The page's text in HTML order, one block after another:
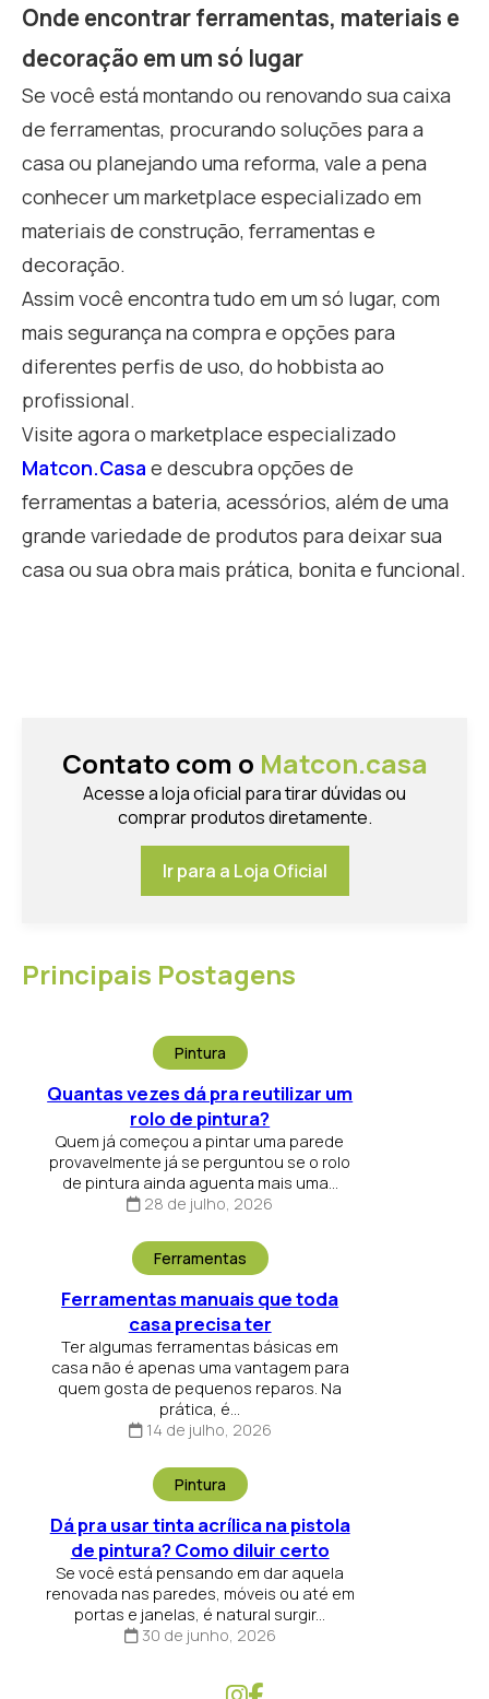
Onde encontrar ferramentas, materiais e
decoração em um só lugar
Se você está montando ou renovando sua caixa
de ferramentas, procurando soluções para a
casa ou planejando uma reforma, vale a pena
conhecer um marketplace especializado em
materiais de construção, ferramentas e
decoração.
Assim você encontra tudo em um só lugar, com
mais segurança na compra e opções para
diferentes perfis de uso, do hobbista ao
profissional.
Visite agora o marketplace especializado
Matcon.Casa e descubra opções de
ferramentas a bateria, acessórios, além de uma
grande variedade de produtos para deixar sua
casa ou sua obra mais prática, bonita e funcional.
Contato com o Matcon.casa
Acesse a loja oficial para tirar dúvidas ou
comprar produtos diretamente.
Ir para a Loja Oficial
Principais Postagens
Pintura
Quantas vezes dá pra reutilizar um
rolo de pintura?
Quem já começou a pintar uma parede
provavelmente já se perguntou se o rolo
de pintura ainda aguenta mais uma...
28 de julho, 2026
Ferramentas
Ferramentas manuais que toda
casa precisa ter
Ter algumas ferramentas básicas em
casa não é apenas uma vantagem para
quem gosta de pequenos reparos. Na
prática, é...
14 de julho, 2026
Pintura
Dá pra usar tinta acrílica na pistola
de pintura? Como diluir certo
Se você está pensando em dar aquela
renovada nas paredes, móveis ou até em
portas e janelas, é natural surgir...
30 de junho, 2026